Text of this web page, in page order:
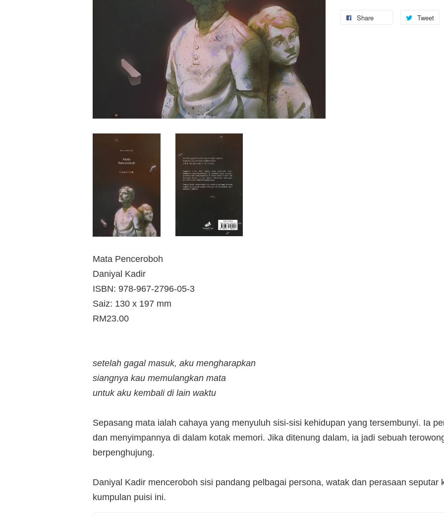
Share Tweet
Mata Penceroboh
Daniyal Kadir
ISBN: 978-967-2796-05-3
Saiz: 130 x 197 mm
RM23.00
setelah gagal masuk, aku mengharapkan
siangnya kau memulangkan mata
untuk aku kembali di lain waktu
Sepasang mata ialah cahaya yang menyuluh sisi-sisi kehidupan yang tersembunyi. Ia
dan menyimpannya di dalam kotak memori. Jika ditenung dalam, ia jadi sebuah
berpenghujung.
Daniyal Kadir menceroboh sisi pandang pelbagai persona, watak dan perasaan seputar
kumpulan puisi ini.